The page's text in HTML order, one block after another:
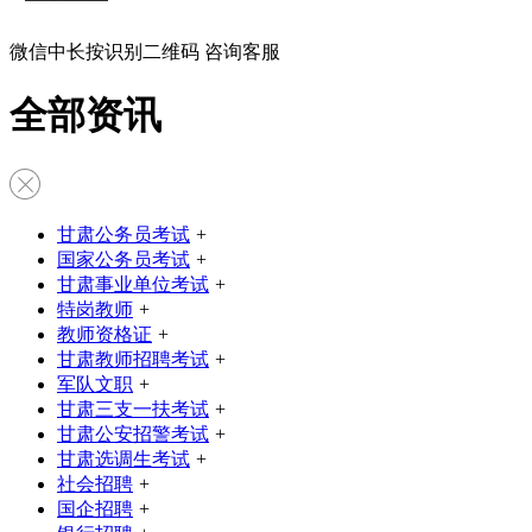
微信中长按识别二维码 咨询客服
全部资讯
甘肃公务员考试 +
国家公务员考试 +
甘肃事业单位考试 +
特岗教师 +
教师资格证 +
甘肃教师招聘考试 +
军队文职 +
甘肃三支一扶考试 +
甘肃公安招警考试 +
甘肃选调生考试 +
社会招聘 +
国企招聘 +